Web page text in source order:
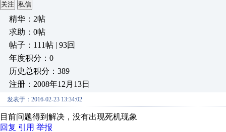
关注 私信
精华：2帖
求助：0帖
帖子：111帖 | 93回
年度积分：0
历史总积分：389
注册：2008年12月13日
发表于：2016-02-23 13:34:02
目前问题得到解决，没有出现死机现象
回复 引用 举报